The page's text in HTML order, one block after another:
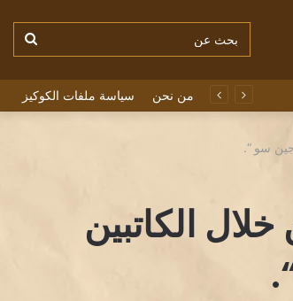
بحث
من نحن سياسة ملفات الكوكيز
سو “.
الكاتبين